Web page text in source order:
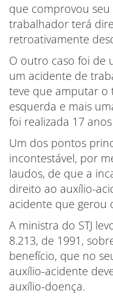
que comprovou seu
trabalhador terá
retroativamente
O outro caso foi de
um acidente de
teve que amputar o
esquerda e mais
foi realizada 17
Um dos pontos
incontestável, por
laudos, de que a
direito ao auxílio-
acidente que gerou
A ministra do STJ
8.213, de 1991,
benefício, que no
auxílio-acidente
auxílio-doença.